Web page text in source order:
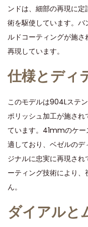
d
o
n
0
2
4
ンドは、細部の再現に
術を駆使しています。バ
ルドコーティングが施
再現しています。
仕様とディ
このモデルは904Lステ
ポリッシュ加工が施さ
ています。41mmのケー
適しており、ベゼルのデ
ジナルに忠実に再現され
ーティング技術により
ん。
ダイアルと